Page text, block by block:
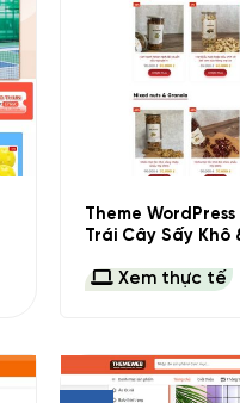
Theme
Trái Cây Sấy Khô
Xem thực tế